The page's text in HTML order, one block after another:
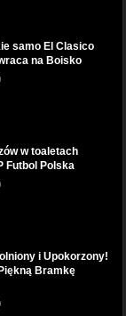
samo El Clasico
na Boisko
w toaletach
Futbol Polska
i Upokorzony!
Bramkę